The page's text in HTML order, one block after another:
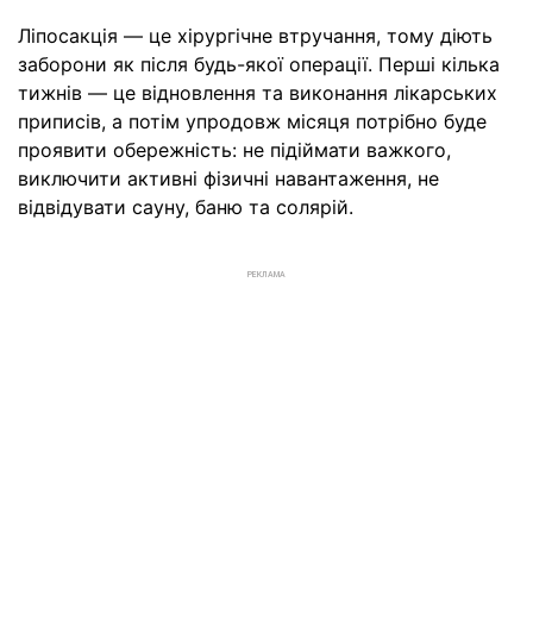
Ліпосакція — це хірургічне втручання, тому діють
заборони як після будь-якої операції. Перші кілька
тижнів — це відновлення та виконання лікарських
приписів, а потім упродовж місяця потрібно буде
проявити обережність: не підіймати важкого,
виключити активні фізичні навантаження, не
відвідувати сауну, баню та солярій.
РЕКЛАМА